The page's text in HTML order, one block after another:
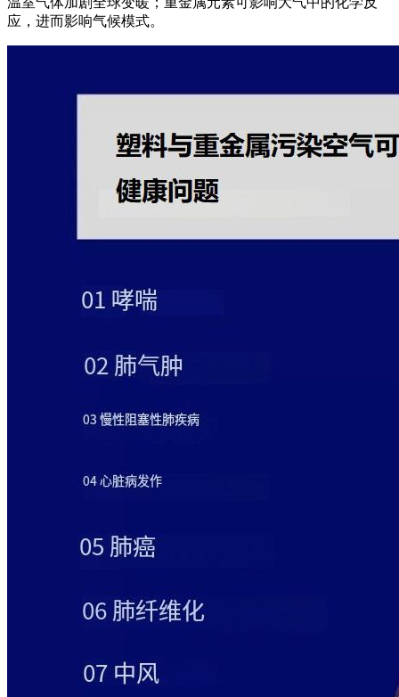
应，进而影响气候模式。